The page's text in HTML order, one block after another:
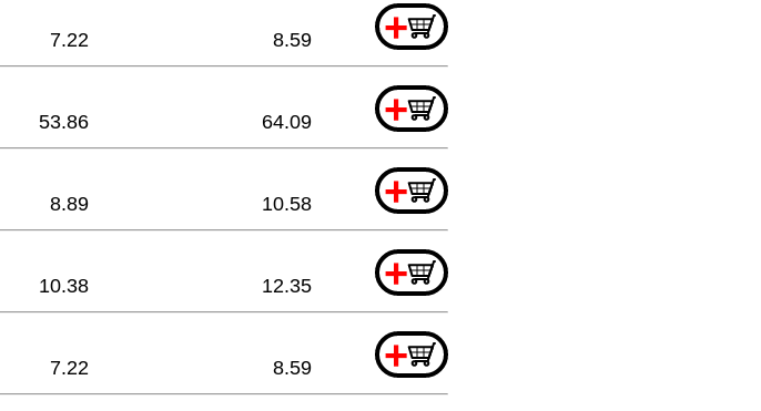
+
7.22 8.59
+
53.86 64.09
+
8.89 10.58
+
10.38 12.35
+
7.22 8.59